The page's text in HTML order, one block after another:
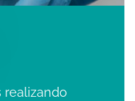
realizando